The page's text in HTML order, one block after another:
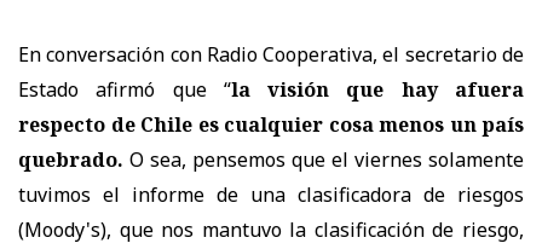
En conversación con Radio Cooperativa, el secretario de
Estado afirmó que “la visión que hay afuera
respecto de Chile es cualquier cosa menos un país
quebrado. O sea, pensemos que el viernes solamente
tuvimos el informe de una clasificadora de riesgos
(Moody's), que nos mantuvo la clasificación de riesgo,